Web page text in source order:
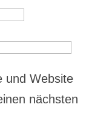
und Website
nächsten